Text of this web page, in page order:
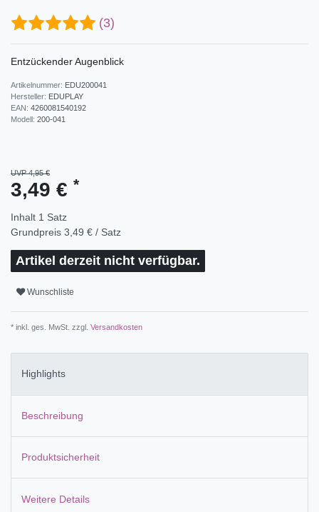
(3)
Entzückender Augenblick
Artikelnummer: EDU200041
Hersteller: EDUPLAY
EAN: 4260081540192
Modell: 200-041
UVP 4,95 €
3,49 € *
Inhalt 1 Satz
Grundpreis 3,49 € / Satz
Artikel derzeit nicht verfügbar.
Wunschliste
* inkl. ges. MwSt. zzgl. Versandkosten
Highlights
Beschreibung
Produktsicherheit
Weitere Details